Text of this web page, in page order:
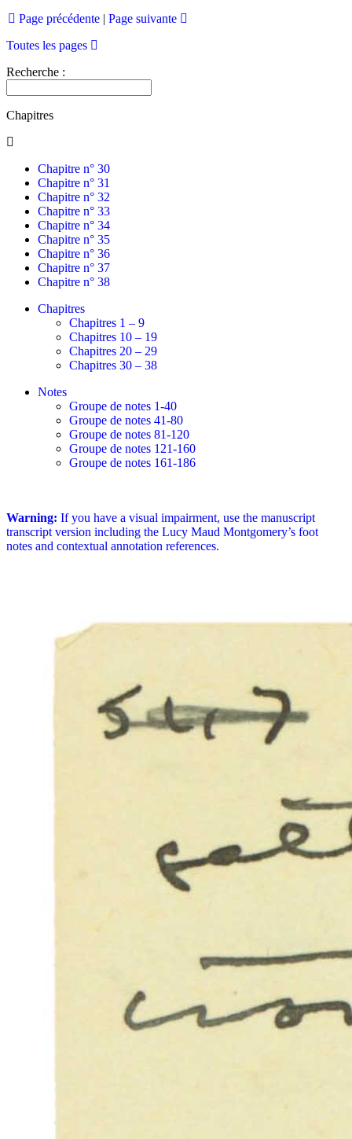
Page précédente | Page suivante
Toutes les pages
Recherche :
Chapitres
Chapitre n° 30
Chapitre n° 31
Chapitre n° 32
Chapitre n° 33
Chapitre n° 34
Chapitre n° 35
Chapitre n° 36
Chapitre n° 37
Chapitre n° 38
Chapitres
Chapitres 1 – 9
Chapitres 10 – 19
Chapitres 20 – 29
Chapitres 30 – 38
Notes
Groupe de notes 1-40
Groupe de notes 41-80
Groupe de notes 81-120
Groupe de notes 121-160
Groupe de notes 161-186
Warning: If you have a visual impairment, use the manuscript
transcript version including the Lucy Maud Montgomery’s foot
notes and contextual annotation references.